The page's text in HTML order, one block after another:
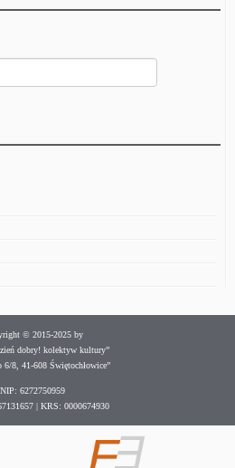
© 2015-2025 by
dobry! kolektyw kultury”
6/8, 41-608 Świętochłowice”
NIP: 6272750959
| KRS: 0000674930